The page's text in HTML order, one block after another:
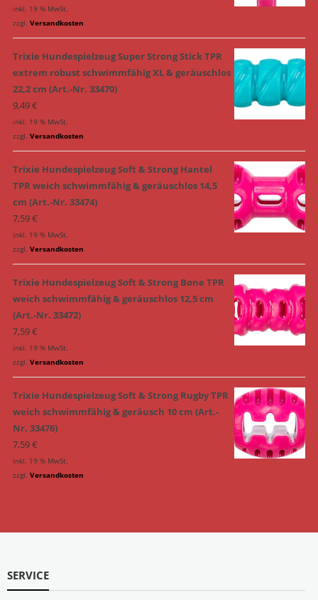
inkl. 19 % MwSt.
zzgl. Versandkosten
Trixie Hundespielzeug Super Strong Stick TPR
extrem robust schwimmfähig XL & geräuschlos
22,2 cm (Art.-Nr. 33470)
9,49€
inkl. 19 % MwSt.
zzgl. Versandkosten
Trixie Hundespielzeug Soft & Strong Hantel
TPR weich schwimmfähig & geräuschlos 14,5
cm (Art.-Nr. 33474)
7,59€
inkl. 19 % MwSt.
zzgl. Versandkosten
Trixie Hundespielzeug Soft & Strong Bone TPR
weich schwimmfähig & geräuschlos 12,5 cm
(Art.-Nr. 33472)
7,59€
inkl. 19 % MwSt.
zzgl. Versandkosten
Trixie Hundespielzeug Soft & Strong Rugby TPR
weich schwimmfähig & geräusch 10 cm (Art.-
Nr. 33476)
7,59€
inkl. 19 % MwSt.
zzgl. Versandkosten
SERVICE